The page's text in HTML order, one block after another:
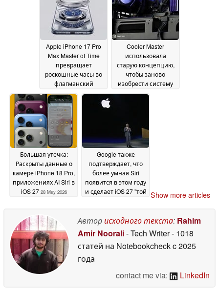
Apple iPhone 17 Pro
Max Master of Time
превращает
роскошные часы во
флагманский
смартфон08 June 2026
Cooler Master
использовала
старую концепцию,
чтобы заново
изобрести систему
охлаждения ПК
Большая утечка:
Раскрыты данные о
камере iPhone 18 Pro,
приложениях AI Siri в
iOS 27 28 May 2026
Google также
подтверждает, что
более умная Siri
появится в этом году
и сделает iOS 27 "той Show more articles
Авторисходного текста: Rahim
Amir Noorali- Tech Writer- 1018
статей на Notebookcheckc 2025
года
contact me via:
LinkedIn